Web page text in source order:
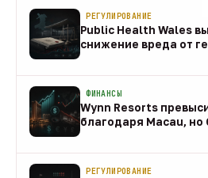
РЕГУЛИРОВАНИЕ
Public Health Wales
снижение вреда от
ФИНАНСЫ
Wynn Resorts
благодаря Macau,
РЕГУЛИРОВАНИЕ